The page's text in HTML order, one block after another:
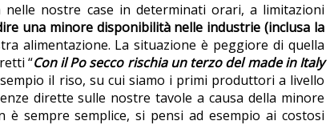
nelle nostre case in determinati orari, a limitazioni
una minore disponibilità nelle industrie (inclusa la
alimentazione. La situazione è peggiore di quella
“Con il Po secco rischia un terzo del made in Italy
il riso, su cui siamo i primi produttori a livello
dirette sulle nostre tavole a causa della minore
sempre semplice, si pensi ad esempio ai costosi